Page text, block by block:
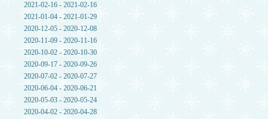
2021-02-16 - 2021-02-16
2021-01-04 - 2021-01-29
2020-12-05 - 2020-12-08
2020-11-09 - 2020-11-16
2020-10-02 - 2020-10-30
2020-09-17 - 2020-09-26
2020-07-02 - 2020-07-27
2020-06-04 - 2020-06-21
2020-05-03 - 2020-05-24
2020-04-02 - 2020-04-28